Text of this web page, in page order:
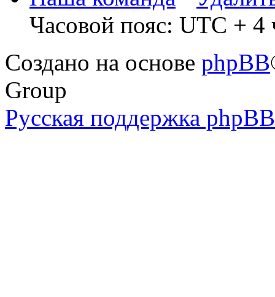
Часовой пояс: UTC + 4
Создано на основе phpBB
Group
Русская поддержка phpBB